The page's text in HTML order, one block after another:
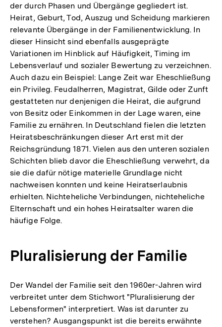
der durch Phasen und Übergänge gegliedert ist.
Heirat, Geburt, Tod, Auszug und Scheidung markieren
relevante Übergänge in der Familienentwicklung. In
dieser Hinsicht sind ebenfalls ausgeprägte
Variationen im Hinblick auf Häufigkeit, Timing im
Lebensverlauf und sozialer Bewertung zu verzeichnen.
Auch dazu ein Beispiel: Lange Zeit war Eheschließung
ein Privileg. Feudalherren, Magistrat, Gilde oder Zunft
gestatteten nur denjenigen die Heirat, die aufgrund
von Besitz oder Einkommen in der Lage waren, eine
Familie zu ernähren. In Deutschland fielen die letzten
Heiratsbeschränkungen dieser Art erst mit der
Reichsgründung 1871. Vielen aus den unteren sozialen
Schichten blieb davor die Eheschließung verwehrt, da
sie die dafür nötige materielle Grundlage nicht
nachweisen konnten und keine Heiratserlaubnis
erhielten. Nichteheliche Verbindungen, nichteheliche
Elternschaft und ein hohes Heiratsalter waren die
häufige Folge.
Pluralisierung der Familie
Der Wandel der Familie seit den 1960er-Jahren wird
verbreitet unter dem Stichwort "Pluralisierung der
Lebensformen" interpretiert. Was ist darunter zu
verstehen? Ausgangspunkt ist die bereits erwähnte